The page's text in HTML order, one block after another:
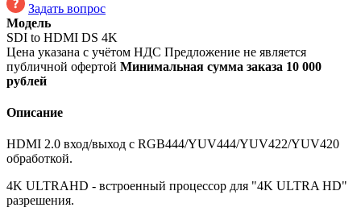
Задать вопрос
Модель
SDI to HDMI DS 4K
Цена указана с учётом НДС Предложение не является
публичной офертой Минимальная сумма заказа 10 000
рублей
Описание
HDMI 2.0 вход/выход с RGB444/YUV444/YUV422/YUV420
обработкой.
4K ULTRAHD - встроенный процессор для "4K ULTRA HD"
разрешения.